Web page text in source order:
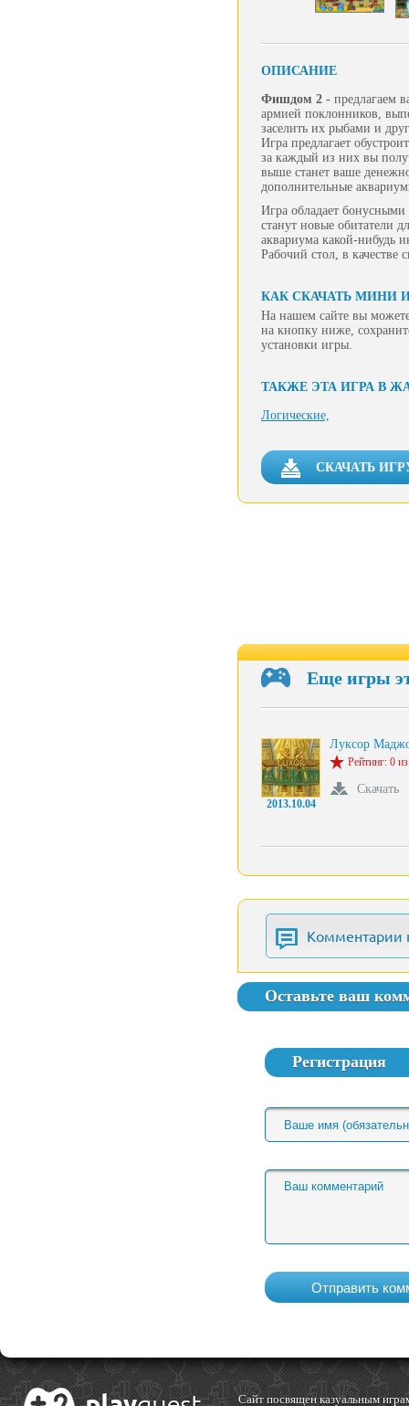
ОПИСАНИЕ
Фишдом 2 - предлагаем
армией поклонников,
заселить их рыбами и
Игра предлагает
за каждый из них вы
выше станет ваше
дополнительные
Игра обладает
станут новые обитатели
аквариума какой-нибудь
Рабочий стол, в качестве
КАК СКАЧАТЬ МИНИ
На нашем сайте вы
на кнопку ниже,
установки игры.
ТАКЖЕ ЭТА ИГРА В
Логические,
СКАЧАТЬ
Еще игры
2013.10.04
Луксор
Рейтинг: 0
Скачать
Комментарии
Оставьте ваш
Регистрация
Cайт посвящен казуальным